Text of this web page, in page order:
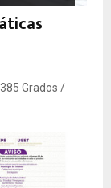
Grados /